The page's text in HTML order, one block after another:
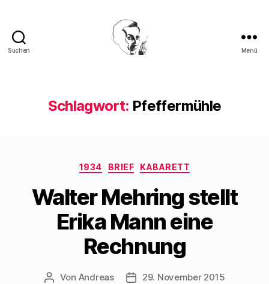
Suchen Menü
Schlagwort: Pfeffermühle
Kategorien
1934 BRIEF KABARETT
Walter Mehring stellt
Erika Mann eine
Rechnung
Beitragsautor
Von Andreas Beitragsdatum
29. November 2015